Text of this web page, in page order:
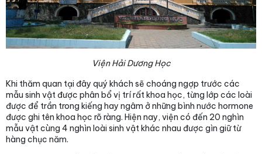
Viện Hải Dương Học
Khi thăm quan tại đây quý khách sẽ choáng ngợp trước các
mẫu sinh vật được phân bổ vị trí rất khoa học, từng lớp các loài
được để trần trong kiếng hay ngâm ở những bình nước hormone
được ghi tên khoa học rõ ràng. Hiện nay, viện có đến 20 nghìn
mẫu vật cùng 4 nghìn loài sinh vật khác nhau được gìn giữ từ
hàng chục năm.